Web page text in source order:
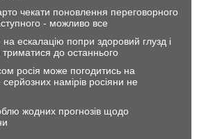
чекати поновлення переговорного
- можливо все
ескалацію попри здоровий глузд і
до останнього
росія може погодитись на
намірів росіяни не
жодних прогнозів щодо